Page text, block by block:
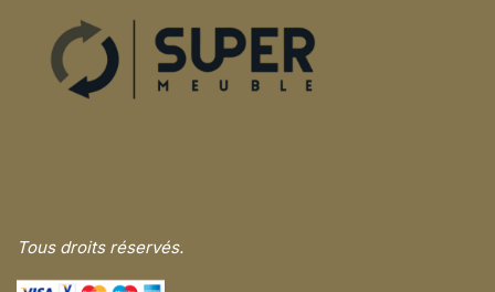
Tous droits réservés.